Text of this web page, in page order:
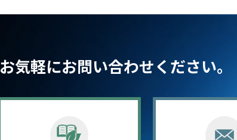
お気軽にお問い合わせください。